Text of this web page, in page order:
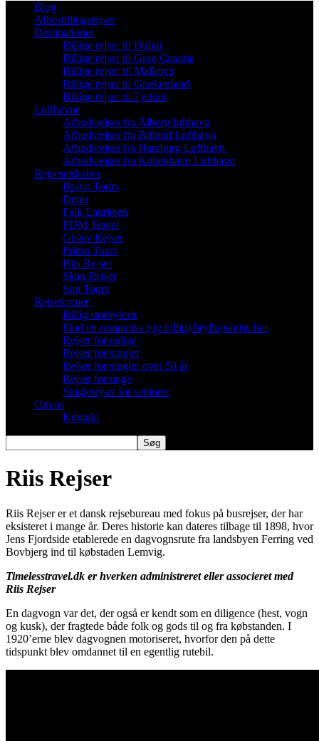
Blog
Afbestillingsrejser
Destinationer
Billige rejser til Dubai
Billige rejser til Gran Canaria
Billige rejser til Mallorca
Billige rejser til Grækenland
Billige rejser til Tyrkiet
Lufthavne
Afbudsrejser fra Ålborg lufthavn
Afbudsrejser fra Billund Lufthavn
Afbudsrejser fra Hamburg Lufthavn
Afbudsrejser fra København Lufthavn
Rejseselskaber
Bravo Tours
Detur
Falk Lauritsen
FDM Travel
Gislev Rejser
Primo Tours
Riis Rejser
Skan Rejser
Sun Tours
Rejseformer
Billig storbyferie
Find en romantisk (og billig) bryllupsrejse her
Rejser for enlige
Rejser for singler
Rejser for singler over 50 år
Rejser for unge
Singlerejser for seniorer
Om os
Kontakt
Riis Rejser
Riis Rejser er et dansk rejsebureau med fokus på busrejser, der har
eksisteret i mange år. Deres historie kan dateres tilbage til 1898, hvor
Jens Fjordside etablerede en dagvognsrute fra landsbyen Ferring ved
Bovbjerg ind til købstaden Lemvig.
Timelesstravel.dk er hverken administreret eller associeret med
Riis Rejser
En dagvogn var det, der også er kendt som en diligence (hest, vogn
og kusk), der fragtede både folk og gods til og fra købstanden. I
1920’erne blev dagvognen motoriseret, hvorfor den på dette
tidspunkt blev omdannet til en egentlig rutebil.